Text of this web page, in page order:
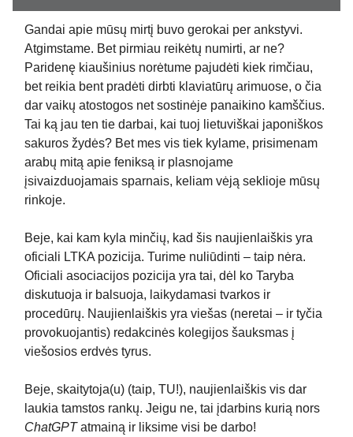
Gandai apie mūsų mirtį buvo gerokai per ankstyvi.
Atgimstame. Bet pirmiau reikėtų numirti, ar ne?
Paridenę kiaušinius norėtume pajudėti kiek rimčiau,
bet reikia bent pradėti dirbti klaviatūrų arimuose, o čia
dar vaikų atostogos net sostinėje panaikino kamščius.
Tai ką jau ten tie darbai, kai tuoj lietuviškai japoniškos
sakuros žydės? Bet mes vis tiek kylame, prisimenam
arabų mitą apie feniksą ir plasnojame
įsivaizduojamais sparnais, keliam vėją seklioje mūsų
rinkoje.
Beje, kai kam kyla minčių, kad šis naujienlaiškis yra
oficiali LTKA pozicija. Turime nuliūdinti – taip nėra.
Oficiali asociacijos pozicija yra tai, dėl ko Taryba
diskutuoja ir balsuoja, laikydamasi tvarkos ir
procedūrų. Naujienlaiškis yra viešas (neretai – ir tyčia
provokuojantis) redakcinės kolegijos šauksmas į
viešosios erdvės tyrus.
Beje, skaitytoja(u) (taip, TU!), naujienlaiškis vis dar
laukia tamstos rankų. Jeigu ne, tai įdarbins kurią nors
ChatGPTatmainą ir liksime visi be darbo!